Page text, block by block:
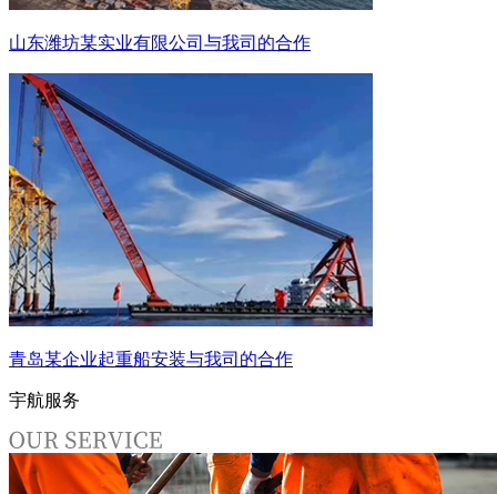
山东潍坊某实业有限公司与我司的合作
青岛某企业起重船安装与我司的合作
宇航服务